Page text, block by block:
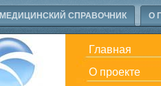
МЕДИЦИНСКИЙ СПРАВОЧНИК О
Главная
О проекте